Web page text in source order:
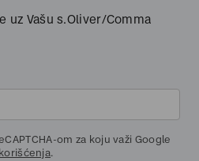
uz Vašu s.Oliver/Comma
om za koju važi Google
.